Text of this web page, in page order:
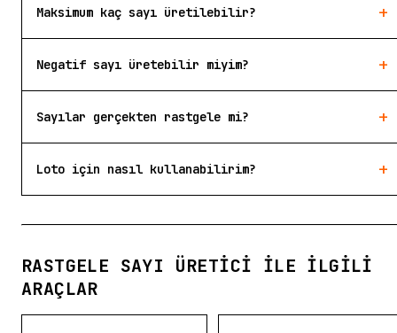
Maksimum kaç sayı üretilebilir? +
Negatif sayı üretebilir miyim? +
Sayılar gerçekten rastgele mi? +
Loto için nasıl kullanabilirim? +
RASTGELE SAYI ÜRETICI ILE İLGILI
ARAÇLAR